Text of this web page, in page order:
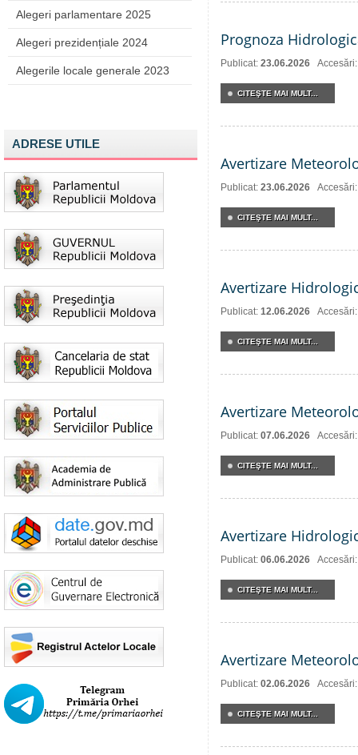
Alegeri parlamentare 2025
Alegeri prezidențiale 2024
Alegerile locale generale 2023
ADRESE UTILE
Prognoza
Publicat: 23.06.2026
CITEŞTE MAI MULT...
Avertizare
Publicat: 23.06.2026
CITEŞTE MAI MULT...
Avertizare
Publicat: 12.06.2026
CITEŞTE MAI MULT...
Avertizare
Publicat: 07.06.2026
CITEŞTE MAI MULT...
Avertizare
Publicat: 06.06.2026
CITEŞTE MAI MULT...
Avertizare
Publicat: 02.06.2026
CITEŞTE MAI MULT...